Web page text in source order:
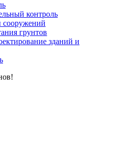
контроль
сооружений
грунтов
зданий и